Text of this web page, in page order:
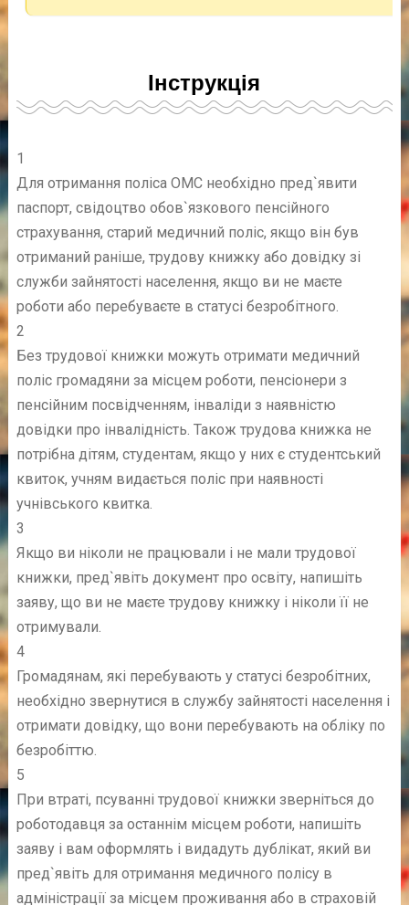
Інструкція
1
Для отримання поліса ОМС необхідно пред`явити
паспорт, свідоцтво обов`язкового пенсійного
страхування, старий медичний поліс, якщо він був
отриманий раніше, трудову книжку або довідку зі
служби зайнятості населення, якщо ви не маєте
роботи або перебуваєте в статусі безробітного.
2
Без трудової книжки можуть отримати медичний
поліс громадяни за місцем роботи, пенсіонери з
пенсійним посвідченням, інваліди з наявністю
довідки про інвалідність. Також трудова книжка не
потрібна дітям, студентам, якщо у них є студентський
квиток, учням видається поліс при наявності
учнівського квитка.
3
Якщо ви ніколи не працювали і не мали трудової
книжки, пред`явіть документ про освіту, напишіть
заяву, що ви не маєте трудову книжку і ніколи її не
отримували.
4
Громадянам, які перебувають у статусі безробітних,
необхідно звернутися в службу зайнятості населення і
отримати довідку, що вони перебувають на обліку по
безробіттю.
5
При втраті, псуванні трудової книжки зверніться до
роботодавця за останнім місцем роботи, напишіть
заяву і вам оформлять і видадуть дублікат, який ви
пред`явіть для отримання медичного полісу в
адміністрації за місцем проживання або в страховій